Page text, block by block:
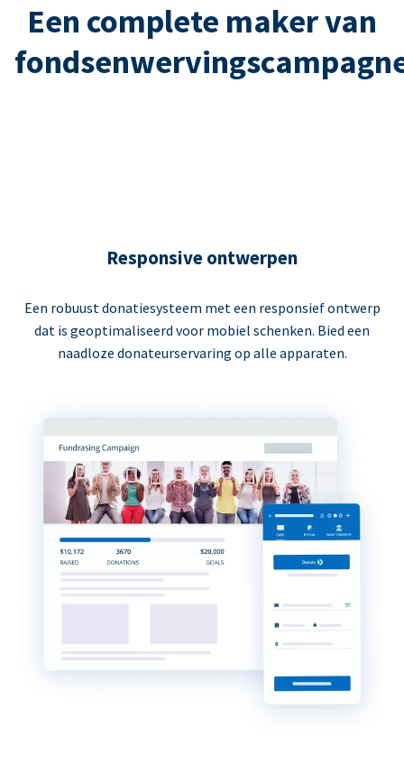
Een complete maker van
Responsive ontwerpen
Een robuust donatiesysteem met een responsief ontwerp
dat is geoptimaliseerd voor mobiel schenken. Bied een
naadloze donateurservaring op alle apparaten.